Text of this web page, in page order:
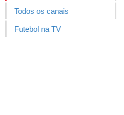
Todos os canais
Futebol na TV